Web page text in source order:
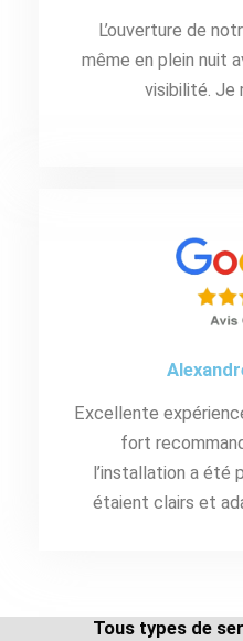
L’ouverture de
même en plein nuit
visibilité. Je
Excellente
fort
l’installation a été
étaient clairs et
Tous types de